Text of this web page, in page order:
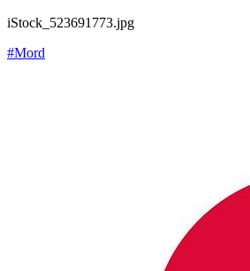
iStock_523691773.jpg
#Mord